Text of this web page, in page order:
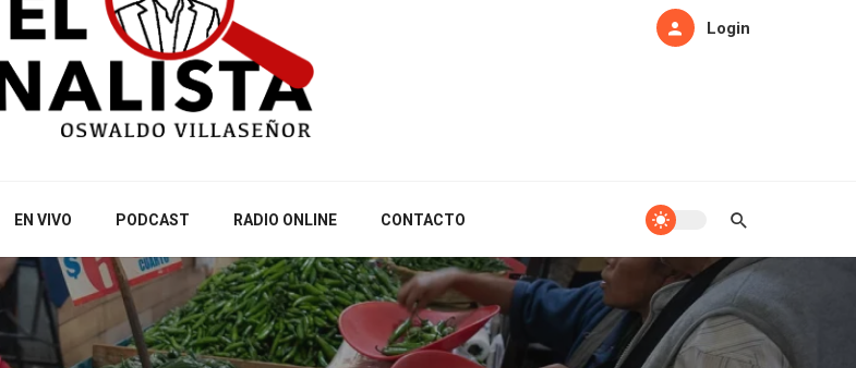
Login
EN VIVO PODCAST RADIO ONLINE CONTACTO